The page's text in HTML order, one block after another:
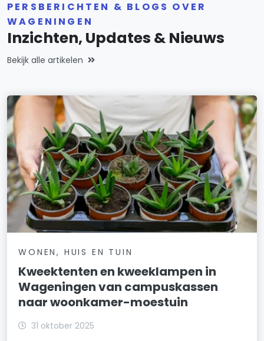
PERSBERICHTEN & BLOGS OVER
WAGENINGEN
Inzichten, Updates & Nieuws
Bekijk alle artikelen
WONEN, HUIS EN TUIN
Kweektenten en kweeklampen in
Wageningen van campuskassen
naar woonkamer-moestuin
31 oktober 2025